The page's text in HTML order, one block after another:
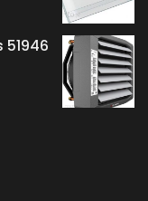
51946